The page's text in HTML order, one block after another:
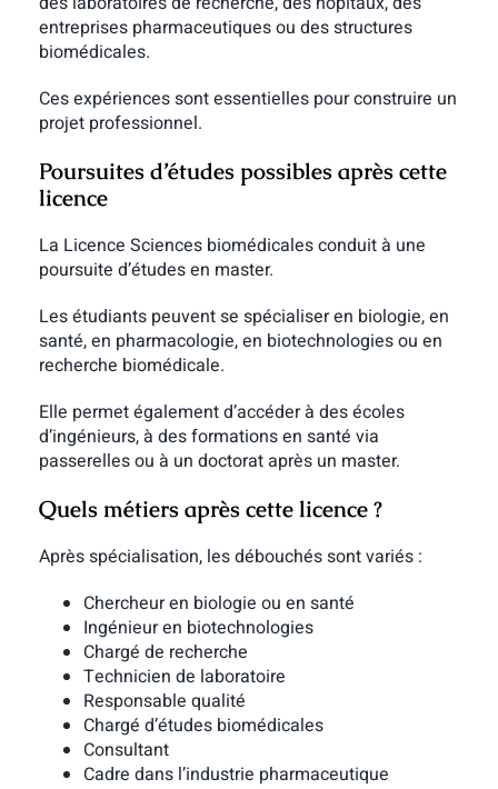
entreprises pharmaceutiques ou des structures
biomédicales.
Ces expériences sont essentielles pour construire un
projet professionnel.
Poursuites d’études possibles après cette
licence
La Licence Sciences biomédicales conduit à une
poursuite d’études en master.
Les étudiants peuvent se spécialiser en biologie, en
santé, en pharmacologie, en biotechnologies ou en
recherche biomédicale.
Elle permet également d’accéder à des écoles
d’ingénieurs, à des formations en santé via
passerelles ou à un doctorat après un master.
Quels métiers après cette licence ?
Après spécialisation, les débouchés sont variés :
Chercheur en biologie ou en santé
Ingénieur en biotechnologies
Chargé de recherche
Technicien de laboratoire
Responsable qualité
Chargé d’études biomédicales
Consultant
Cadre dans l’industrie pharmaceutique